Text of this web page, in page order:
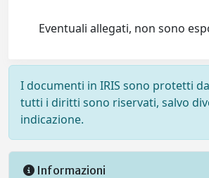
Eventuali allegati, non sono
I documenti in IRIS sono protetti
tutti i diritti sono riservati, salvo
indicazione.
Informazioni